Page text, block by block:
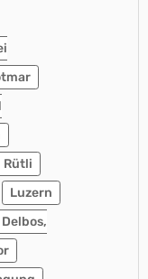
Rütli
Luzern
Delbos,